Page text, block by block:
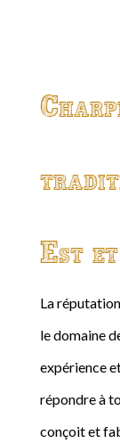
Est
La
le domaine
expérience
répondre à
conçoit et